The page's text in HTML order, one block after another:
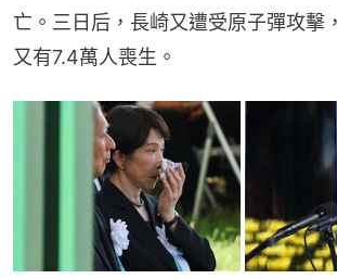
亡。三日后，長崎又遭受原子彈攻擊
又有7.4萬人喪生。